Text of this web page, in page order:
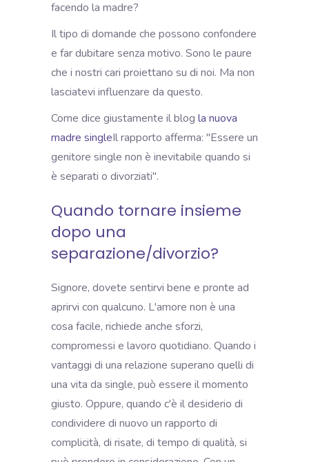
facendo la madre?
Il tipo di domande che possono confondere
e far dubitare senza motivo. Sono le paure
che i nostri cari proiettano su di noi. Ma non
lasciatevi influenzare da questo.
Come dice giustamente il blog la nuova
madre singleIl rapporto afferma: "Essere un
genitore single non è inevitabile quando si
è separati o divorziati".
Quando tornare insieme
dopo una
separazione/divorzio?
Signore, dovete sentirvi bene e pronte ad
aprirvi con qualcuno. L'amore non è una
cosa facile, richiede anche sforzi,
compromessi e lavoro quotidiano. Quando i
vantaggi di una relazione superano quelli di
una vita da single, può essere il momento
giusto. Oppure, quando c'è il desiderio di
condividere di nuovo un rapporto di
complicità, di risate, di tempo di qualità, si